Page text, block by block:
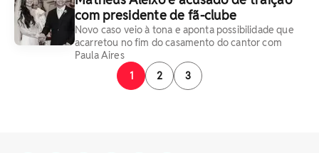
com presidente de fã-clube
Novo caso veio à tona e aponta possibilidade que
acarretou no fim do casamento do cantor com
Paula Aires
1
2 3